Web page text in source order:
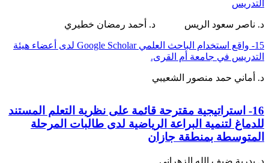
التدريس
د. ناصر سعود الريس د. أحمد رمضان خطيري
15- واقع استخدام الباحث العلمي Google Scholar لدى أعضاء هيئة
التدريس في جامعة أم القرى.
د. أماني حمد منصور الشعيبي
16- استراتيجية مقترحة قائمة على نظرية التعلم المستند
للدماغ لتنمية البراعة الرياضية لدى طالبات المرحلة
المتوسطة بمنطقة جازان
د. بدرية ضيف الله الزهراني